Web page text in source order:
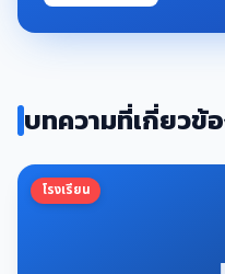
บทความที่เกี่ยวข้
โรงเรียน